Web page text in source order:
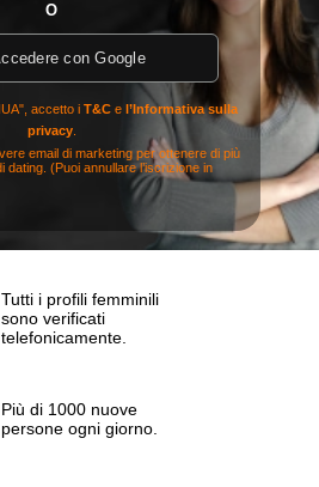
O
con Google
accetto i T&Ce l’Informativa sulla
privacy.
email di marketing per ottenere di più
dating. (Puoi annullare l’iscrizione in
Tutti i profili femminili
sono verificati
telefonicamente.
Più di 1000 nuove
persone ogni giorno.